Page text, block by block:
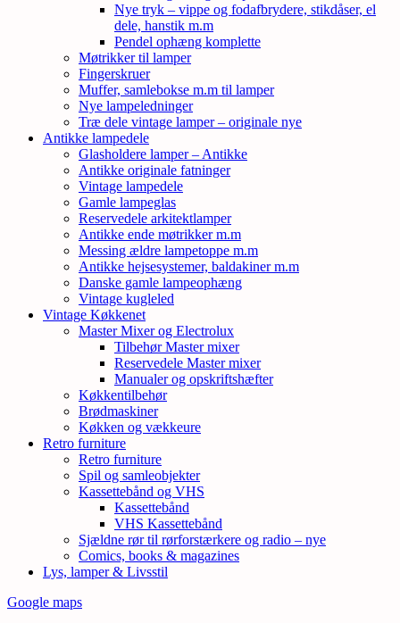
Nye tryk – vippe og fodafbrydere, stikdåser, el
dele, hanstik m.m
Pendel ophæng komplette
Møtrikker til lamper
Fingerskruer
Muffer, samlebokse m.m til lamper
Nye lampeledninger
Træ dele vintage lamper – originale nye
Antikke lampedele
Glasholdere lamper – Antikke
Antikke originale fatninger
Vintage lampedele
Gamle lampeglas
Reservedele arkitektlamper
Antikke ende møtrikker m.m
Messing ældre lampetoppe m.m
Antikke hejsesystemer, baldakiner m.m
Danske gamle lampeophæng
Vintage kugleled
Vintage Køkkenet
Master Mixer og Electrolux
Tilbehør Master mixer
Reservedele Master mixer
Manualer og opskriftshæfter
Køkkentilbehør
Brødmaskiner
Køkken og vækkeure
Retro furniture
Retro furniture
Spil og samleobjekter
Kassettebånd og VHS
Kassettebånd
VHS Kassettebånd
Sjældne rør til rørforstærkere og radio – nye
Comics, books & magazines
Lys, lamper & Livsstil
Google maps